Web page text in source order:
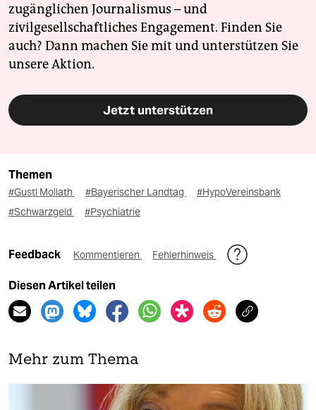
zugänglichen Journalismus – und
zivilgesellschaftliches Engagement. Finden Sie
auch? Dann machen Sie mit und unterstützen Sie
unsere Aktion.
Jetzt unterstützen
Themen
#Gustl Mollath #Bayerischer Landtag
#HypoVereinsbank
#Schwarzgeld
#Psychiatrie
Feedback Kommentieren Fehlerhinweis
Diesen Artikel teilen
Mehr zum Thema